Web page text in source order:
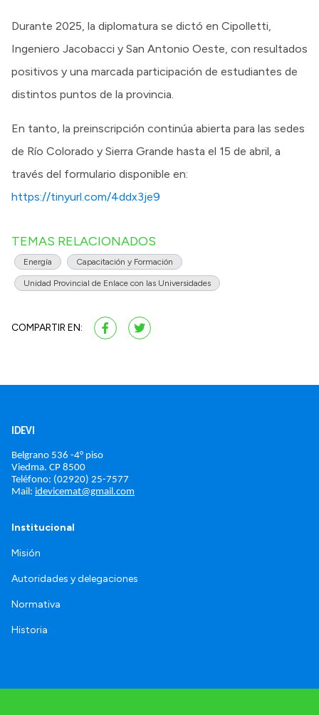
Durante 2025, la diplomatura se dictó en Cipolletti,
Ingeniero Jacobacci y San Antonio Oeste, con resultados
positivos y una marcada participación de estudiantes de
distintos puntos de la provincia.
En tanto, la preinscripción continúa abierta para las sedes
de Río Colorado y Sierra Grande hasta el 15 de abril, a
través del formulario disponible en:
https://tinyurl.com/4ddx3je9
TEMAS RELACIONADOS
Energía Capacitación y Formación
Unidad Provincial de Enlace con las Universidades
COMPARTIR EN:
IDEVI
Belgrano 536 -4° piso
Viedma. CP 8500
Teléfono: (02920) 25-7577
Mail: idevicemat@gmail.com
Institucional
Misión
Autoridades y delegaciones
Normativa
Historia